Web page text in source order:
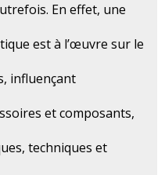
En effet, une
est à l’œuvre sur le
influençant
et composants,
techniques et